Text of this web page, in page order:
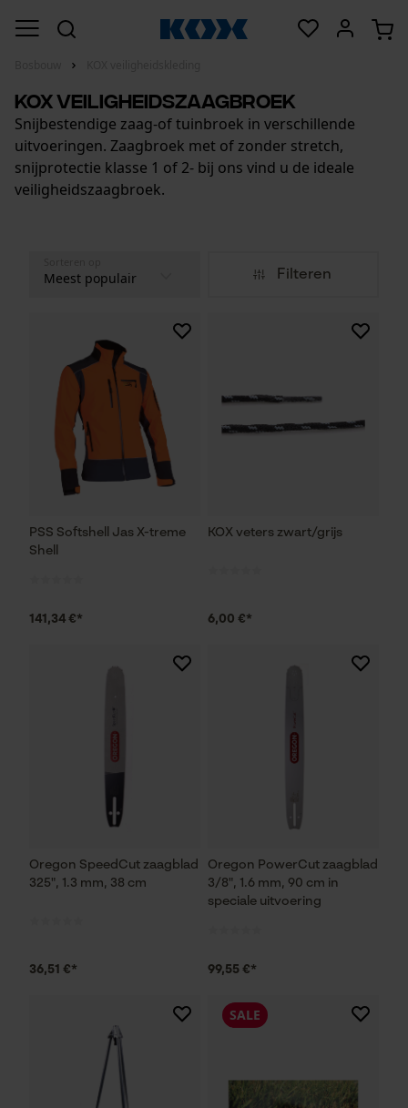
KOX Veiligheidszaagbroek
Snijbestendige zaag-of tuinbroek in verschillende
uitvoeringen. Zaagbroek met of zonder stretch,
snijprotectie klasse 1 of 2- bij ons vind u de ideale
veiligheidszaagbroek.
Filteren
PSS Softshell Jas X-treme
Shell
141,34 €*
KOX veters zwart/grijs
6,00 €*
Oregon SpeedCut zaagblad
325", 1.3 mm, 38 cm
36,51 €*
Oregon PowerCut zaagblad
3/8", 1.6 mm, 90 cm in
speciale uitvoering
99,55 €*
SALE